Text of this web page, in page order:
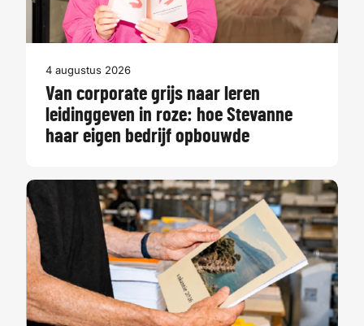
4 augustus 2026
Van corporate grijs naar leren
leidinggeven in roze: hoe Stevanne
haar eigen bedrijf opbouwde